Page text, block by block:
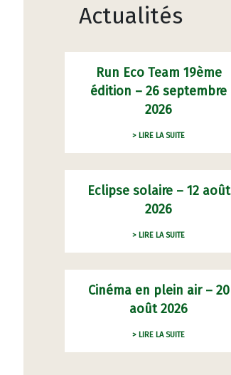
Actualités
Run Eco Team 19ème
édition – 26 septembre
2026
> LIRE LA SUITE
Eclipse solaire – 12 août
2026
> LIRE LA SUITE
Cinéma en plein air – 20
août 2026
> LIRE LA SUITE